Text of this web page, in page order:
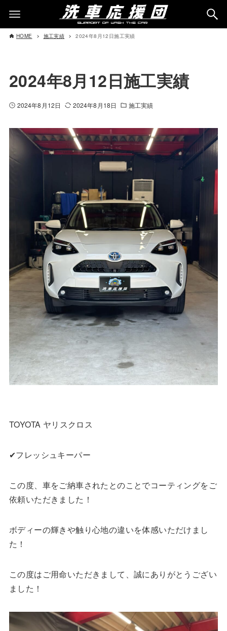
HOME 施工実績 2024年8月12日施工実績
2024年8月12日施工実績
2024年8月12日 2024年8月18日 施工実績
TOYOTA ヤリスクロス
✔︎フレッシュキーパー
この度、車をご納車されたとのことでコーティングをご
依頼いただきました！
ボディーの輝きや触り心地の違いを体感いただけまし
た！
この度はご用命いただきまして、誠にありがとうござい
ました！